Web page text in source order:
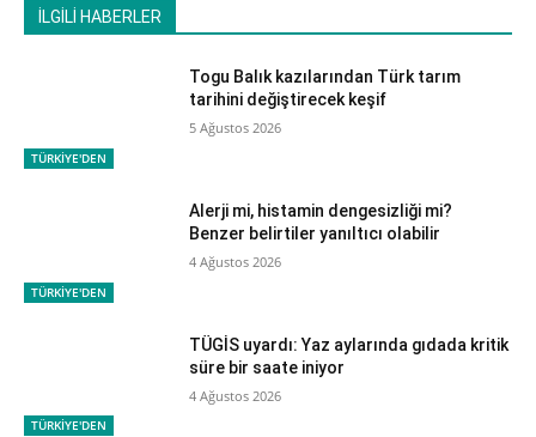
İLGİLİ HABERLER
TÜRKİYE'DEN
Togu Balık kazılarından Türk tarım
tarihini değiştirecek keşif
5 Ağustos 2026
TÜRKİYE'DEN
Alerji mi, histamin dengesizliği mi?
Benzer belirtiler yanıltıcı olabilir
4 Ağustos 2026
TÜRKİYE'DEN
TÜGİS uyardı: Yaz aylarında gıdada kritik
süre bir saate iniyor
4 Ağustos 2026